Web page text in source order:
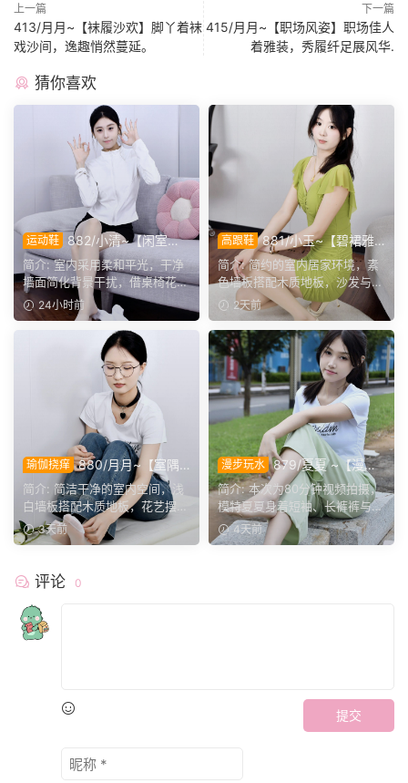
上一篇
413/月月~【袜履沙欢】脚丫着袜
戏沙间，逸趣悄然蔓延。
下一篇
415/月月~【职场风姿】职场佳人
着雅装，秀履纤足展风华.
猜你喜欢
运动鞋
882/小清~【闲室倩
影】素室柔光映穿搭，多样姿
态演绎清爽休闲格调。
简介: 室内采用柔和平光，干净
墙面简化背景干扰，借桌椅花艺
丰富画面层次。兼顾全...
24小时前
高跟鞋 881/小玉~【碧裙雅
姿】一室柔光衬绿裙，错落姿
态尽显温婉格调。
简介: 简约的室内居家环境，素
色墙板搭配木质地板，沙发与办
公椅丰富场景层次。小...
2天前
瑜伽挠痒 880/月月~【室隅
姿影】雅室定格多样姿态，记
录鞋袜与肢体的百态呈现。
简介: 简洁干净的室内空间，浅
白墙板搭配木质地板，花艺摆件
点缀场景。月月身着白...
3天前
漫步玩水 879/夏夏 ~【漫步
磨袜】80分钟视频拍摄，模
特穿丝质船袜踩水踩泥，对焦
袜子磨损变化镜头。
简介: 本次为80分钟视频拍摄，
模特夏夏身着短袖、长裤裤与丝
质船袜，修整干净脚趾...
4天前
评论 0
提交